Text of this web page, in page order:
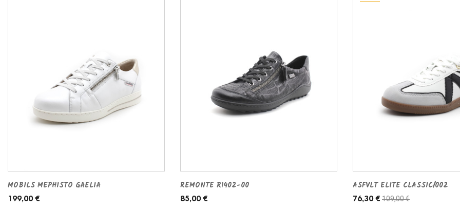
MOBILS MEPHISTO GAELIA
199,00 €
REMONTE R1402-00
85,00 €
ASFVLT ELITE CLASSIC/002
76,30 € 109,00 €